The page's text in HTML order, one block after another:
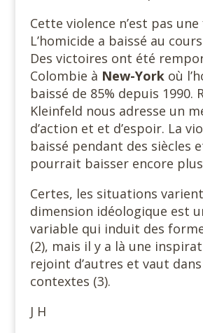
Cette violence n’est pas
L’homicide a baissé au
Des victoires ont été
Colombie à New-Yorkoù
baissé de 85% depuis 1990.
Kleinfeld nous adresse un
d’action et et d’espoir. La
baissé pendant des siècles
pourrait baisser encore
Certes, les situations
dimension idéologique est
variable qui induit des
(2), mais il y a là une
rejoint d’autres et vaut
contextes (3).
J H